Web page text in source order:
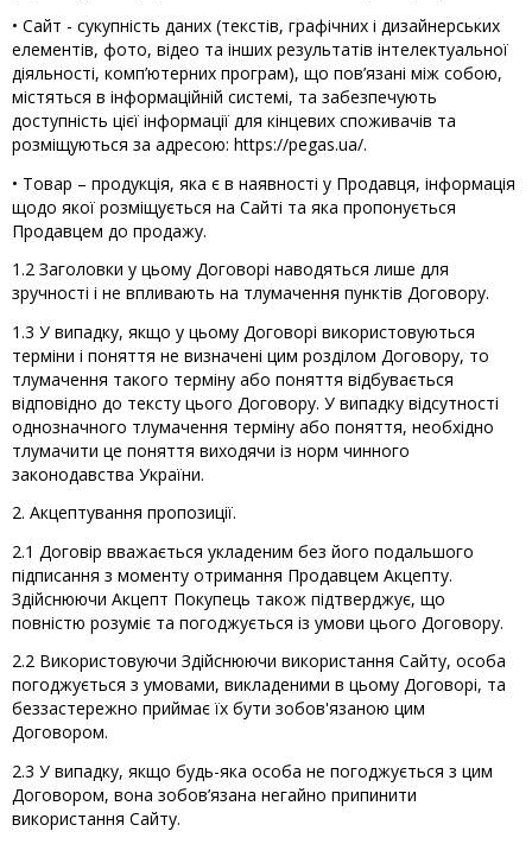
• Сайт - сукупність даних (текстів, графічних і дизайнерських
елементів, фото, відео та інших результатів інтелектуальної
діяльності, комп’ютерних програм), що пов’язані між собою,
містяться в інформаційній системі, та забезпечують
доступність цієї інформації для кінцевих споживачів та
розміщуються за адресою: https://pegas.ua/.
• Товар – продукція, яка є в наявності у Продавця, інформація
щодо якої розміщується на Сайті та яка пропонується
Продавцем до продажу.
1.2 Заголовки у цьому Договорі наводяться лише для
зручності і не впливають на тлумачення пунктів Договору.
1.3 У випадку, якщо у цьому Договорі використовуються
терміни і поняття не визначені цим розділом Договору, то
тлумачення такого терміну або поняття відбувається
відповідно до тексту цього Договору. У випадку відсутності
однозначного тлумачення терміну або поняття, необхідно
тлумачити це поняття виходячи із норм чинного
законодавства України.
2. Акцептування пропозиції.
2.1 Договір вважається укладеним без його подальшого
підписання з моменту отримання Продавцем Акцепту.
Здійснюючи Акцепт Покупець також підтверджує, що
повністю розуміє та погоджується із умови цього Договору.
2.2 Використовуючи Здійснюючи використання Сайту, особа
погоджується з умовами, викладеними в цьому Договорі, та
беззастережно приймає їх бути зобов'язаною цим
Договором.
2.3 У випадку, якщо будь-яка особа не погоджується з цим
Договором, вона зобов’язана негайно припинити
використання Сайту.